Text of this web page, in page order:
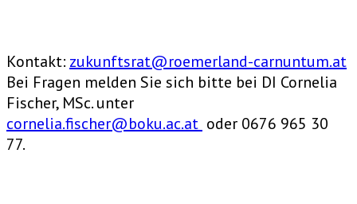
Kontakt: zukunftsrat@roemerland-carnuntum.at
Bei Fragen melden Sie sich bitte bei DI Cornelia
Fischer, MSc. unter
cornelia.fischer@boku.ac.at oder 0676 965 30
77.